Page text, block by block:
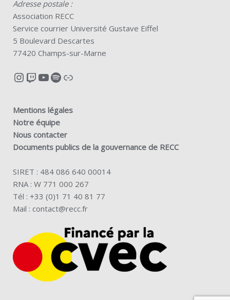
Adresse postale :
Association RECC
Service courrier Université Gustave Eiffel
5 Boulevard Descartes
77420 Champs-sur-Marne
Instagram
Twitch
YouTube
Spotify
Lien
Mentions légales
Notre équipe
Nous contacter
Documents publics de la gouvernance de RECC
SIRET : 484 086 640 00014
RNA : W 771 000 267
Tél : +33 (0)1 71 40 81 77
Mail : contact@recc.fr